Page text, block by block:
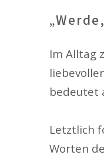
Im Alltag
bedeutet
Letztlich
Worten